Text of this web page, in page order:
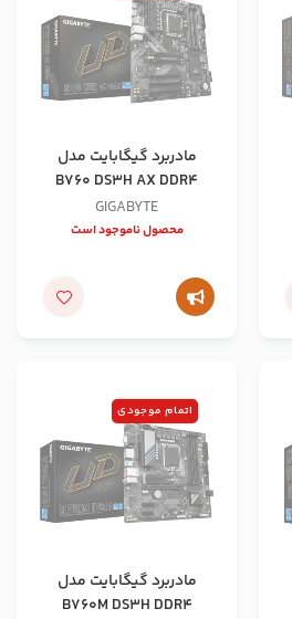
مادربرد گیگابایت مدل
B760 DS3H AX DDR4
GIGABYTE
محصول ناموجود است
اتمام موجودی
مادربرد گیگابایت مدل
B760M DS3H DDR4